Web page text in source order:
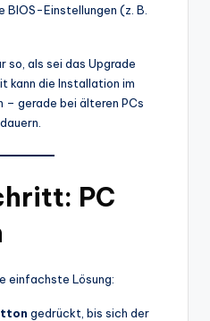
BIOS-Einstellungen (z. B.
als sei das Upgrade
kann die Installation im
gerade bei älteren PCs
PC
einfachste Lösung:
gedrückt, bis sich der